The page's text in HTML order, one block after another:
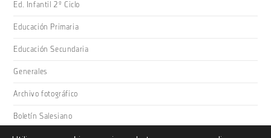
Ed. Infantil 2º Ciclo
Educación Primaria
Educación Secundaria
Generales
Archivo fotográfico
Boletín Salesiano